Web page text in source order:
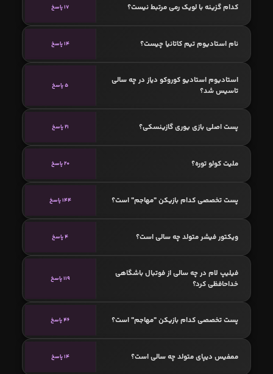
کدام گزینه با لویک رمی مرتبط نیست؟ 17 پاسخ
نام استادیوم تیم کاتانیا چیست؟ 14 پاسخ
استادیوم استادیو کوروکو دیاز در چه سالی
تاسیس شد؟
5 پاسخ
پست اصلی بازی یوری گازینسکی؟ 21 پاسخ
ملیت کولو توره؟ 20 پاسخ
پست تخصصی کدام بازیکن "مهاجم" است؟ 144 پاسخ
ویکتور فیشر متولد چه سالی است؟ 4 پاسخ
فیلیپ لام در چه سالی از فوتبال باشگاهی
خداحافظی کرد؟
119 پاسخ
پست تخصصی کدام بازیکن "مهاجم" است؟ 46 پاسخ
ممفیس دیپای متولد چه سالی است؟ 14 پاسخ